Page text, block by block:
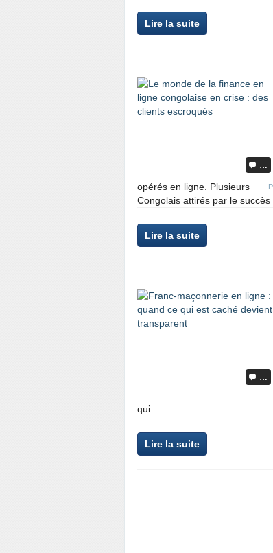
Lire la suite
…
opérés en ligne. Plusieurs
Congolais attirés par le succès
Lire la suite
…
qui...
Lire la suite